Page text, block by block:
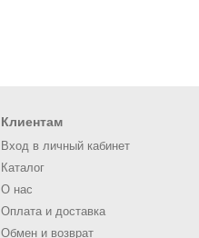
Клиентам
Вход в личный кабинет
Каталог
О нас
Оплата и доставка
Обмен и возврат